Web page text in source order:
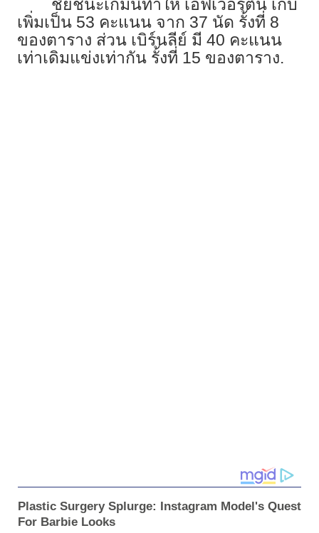
ชัยชนะเกมนี้ทำให้ เอฟเวอร์ตัน เก็บ
เพิ่มเป็น 53 คะแนน จาก 37 นัด รั้งที่ 8
ของตาราง ส่วน เบิร์นลีย์ มี 40 คะแนน
เท่าเดิมแข่งเท่ากัน รั้งที่ 15 ของตาราง.